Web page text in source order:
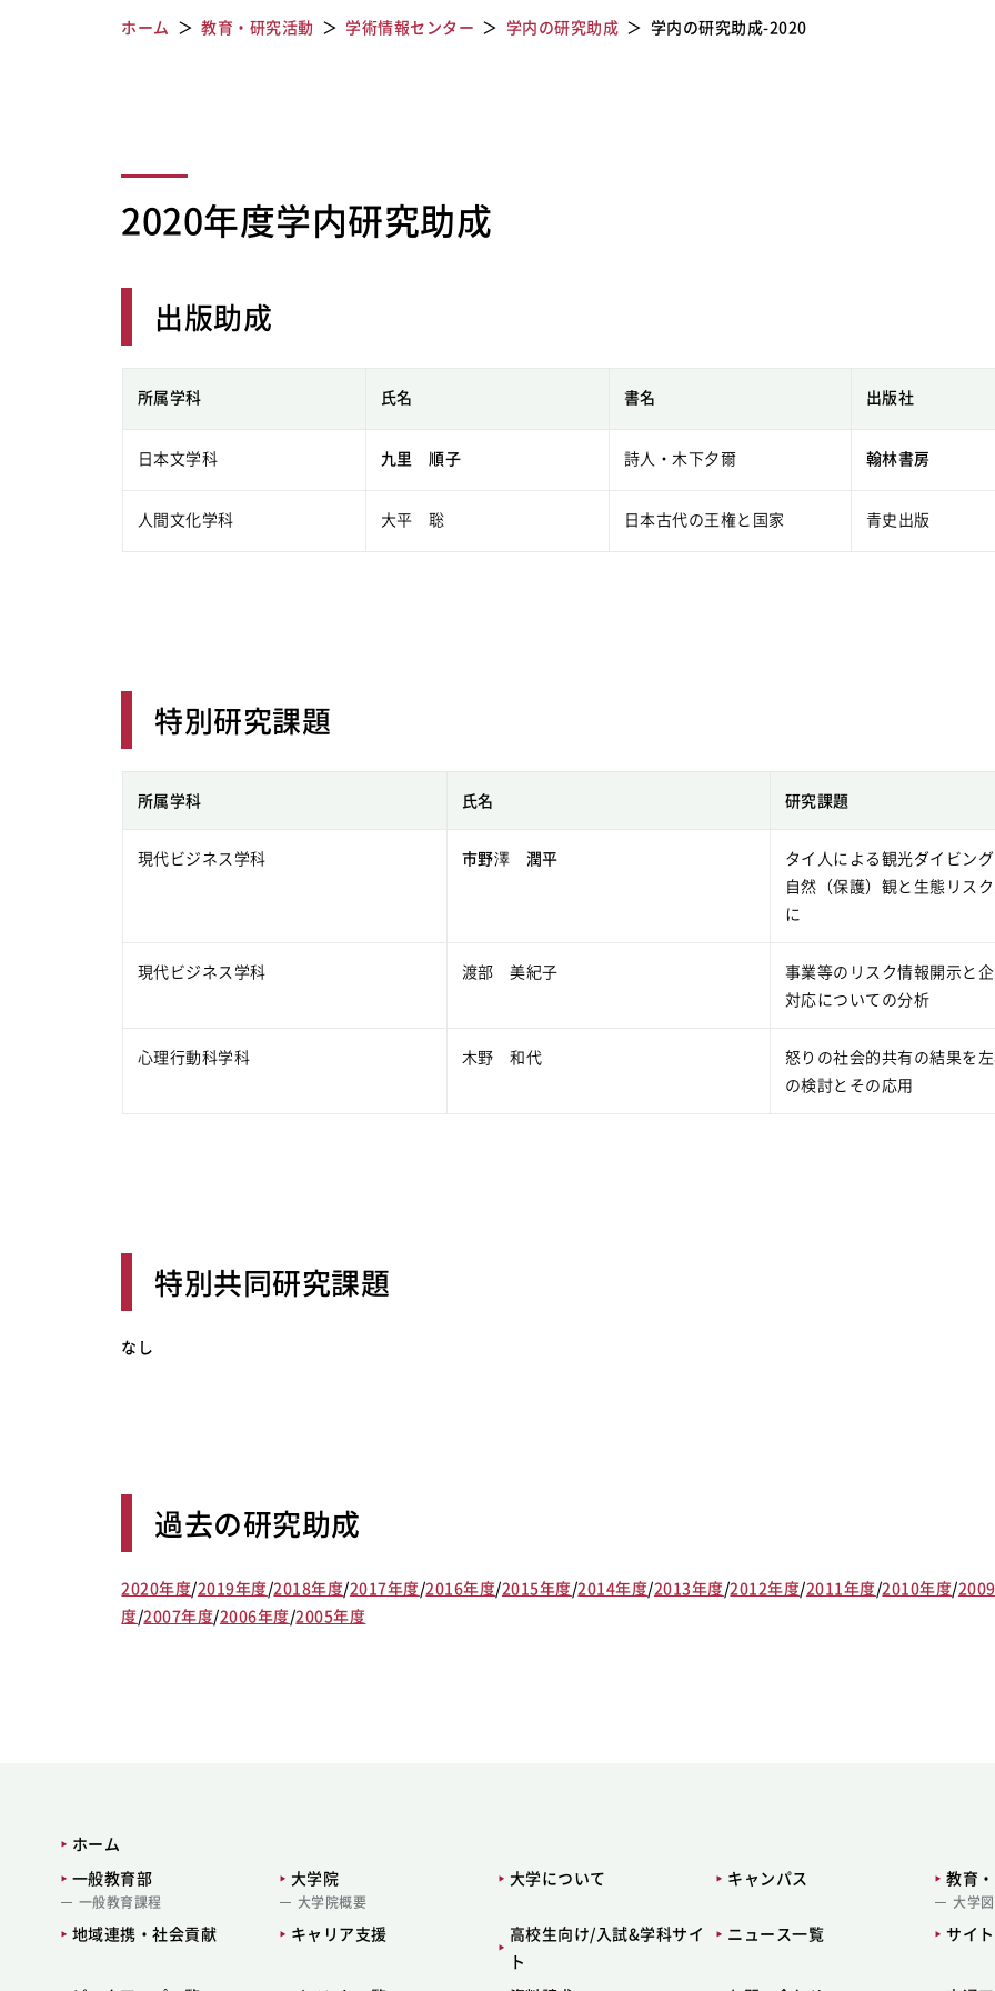
ホーム 教育・研究活動 学術情報センター 学内の研究助成 学内の研究助成-2020
2020年度学内研究助成
出版助成
所属学科 氏名 書名 出版社
日本文学科 九里 順子 詩人・木下夕爾 翰林書房
人間文化学科 大平 聡 日本古代の王権と国家 青史出版
特別研究課題
所属学科 氏名 研究課題
現代ビジネス学科 市野澤 潤平
タイ人による観光ダイビング
自然（保護）観と生態リス
に
現代ビジネス学科 渡部 美紀子
事業等のリスク情報開示と
対応についての分析
心理行動科学科 木野 和代
怒りの社会的共有の結果を
の検討とその応用
特別共同研究課題
なし
過去の研究助成
2020年度/2019年度/2018年度/2017年度/2016年度/2015年度/2014年度/2013年度/2012年度/2011年度/2010年度/
度/2007年度/2006年度/2005年度
ホーム
一般教育部
一般教育課程
大学院
大学院概要
大学について キャンパス 教育
大学
地域連携・社会貢献 キャリア支援
高校生向け/入試&学科サイ
ト
ニュース一覧 サイ